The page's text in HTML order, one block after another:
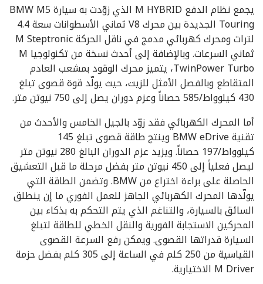
يجمع نظام الدفع M HYBRID الذي زوّدت به سيارة BMW M5
Touring الجديدة بين محرك V8 ثماني الأسطوانات سعة 4.4
لترات ومحرك كهربائي مدمج في ناقل الحركة M Steptronic
ثماني السرعات. وبالإضافة إلى أحدث نسخة من تكنولوجيا M
TwinPower Turbo، يتميز محرك الوقود بمشعب العادم
المتقاطع وبالفصل الأمثل للزيت، حيث يولّد قوة قصوى تبلغ
430 كيلوواط/585 حصاناً وعزم دوران يصل إلى 750 نيوتن متر.
أما المحرك الكهربائي فقد زوّد بالجيل الخامس والأحدث من
تقنية BMW eDrive وينتج طاقة قصوى تبلغ 145
كيلوواط/197 حصاناً. ويزيد عزم الدوران البالغ 280 نيوتن متر
ليصل فعلياً إلى 450 نيوتن متر بفضل مرحلة ما قبل التعشيق
الحاصلة على براءة اختراع من BMW. وتضمن الطاقة التي
يولّدها المحرك الكهربائي الجاهز للعمل الفوري ما إن ينطلق
السائق بالسيارة، والتناغم الذي يتم التحكم به بذكاء بين
المحركين الاستجابة الفورية والنقل الخطي للطاقة لتبلغ
السيارة قدراتها القصوى. ويمكن رفع السرعة القصوى
القياسية من 250 كلم في الساعة إلى 305 كلم بفضل حزمة
M Driver الاختيارية.